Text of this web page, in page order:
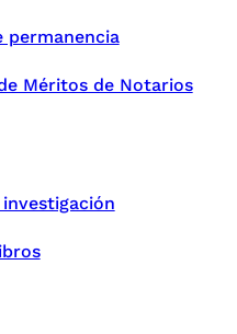
permanencia
Méritos de Notarios